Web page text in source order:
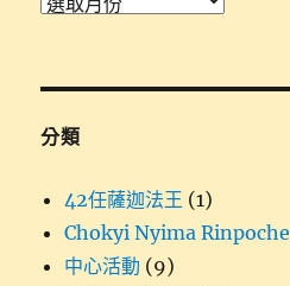
分類
42任薩迦法王 (1)
Chokyi Nyima Rinpoche
中心活動 (9)